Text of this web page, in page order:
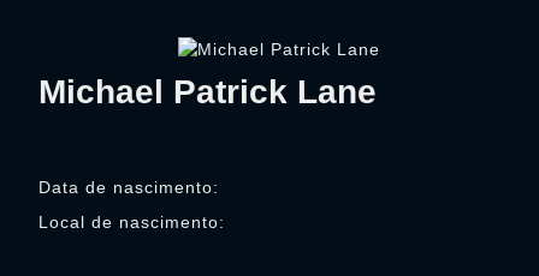
Michael Patrick Lane
Data de nascimento:
Local de nascimento: